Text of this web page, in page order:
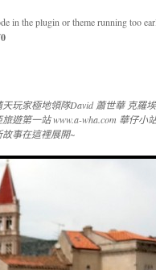
in the plugin or theme running too
天玩家極地領隊David 蕭世華 克羅
旅遊第一站 www.a-wha.com 華仔小
故事在這裡展開~